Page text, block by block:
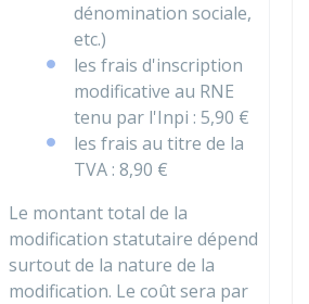
dénomination sociale,
etc.)
les frais d'inscription
modificative au RNE
tenu par l'Inpi : 5,90 €
les frais au titre de la
TVA : 8,90 €
Le montant total de la
modification statutaire dépend
surtout de la nature de la
modification. Le coût sera par